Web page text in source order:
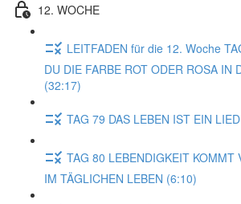
12. WOCHE
LEITFADEN für die 12. Woche
DU DIE FARBE ROT ODER ROSA IN
(32:17)
TAG 79 DAS LEBEN IST EIN
TAG 80 LEBENDIGKEIT KOMMT
IM TÄGLICHEN LEBEN (6:10)